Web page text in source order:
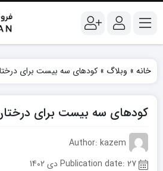
خانه » وبلاگ » کودهای سه بیست برای
کودهای سه بیست برای
Author: kazem